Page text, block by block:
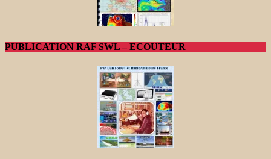
PUBLICATION RAF SWL – ECOUTEUR